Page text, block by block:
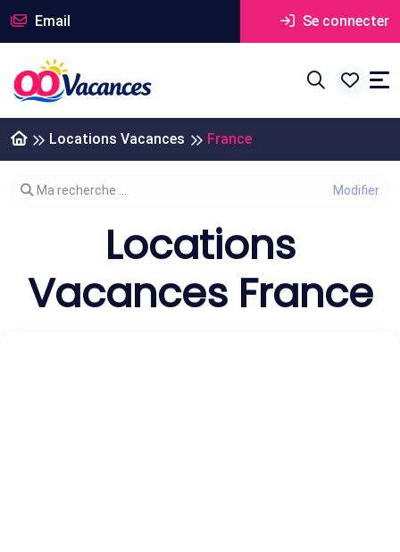
Email Se connecter
Locations Vacances France
Modifier votre recherche
Ma recherche ...
Locations
Vacances France